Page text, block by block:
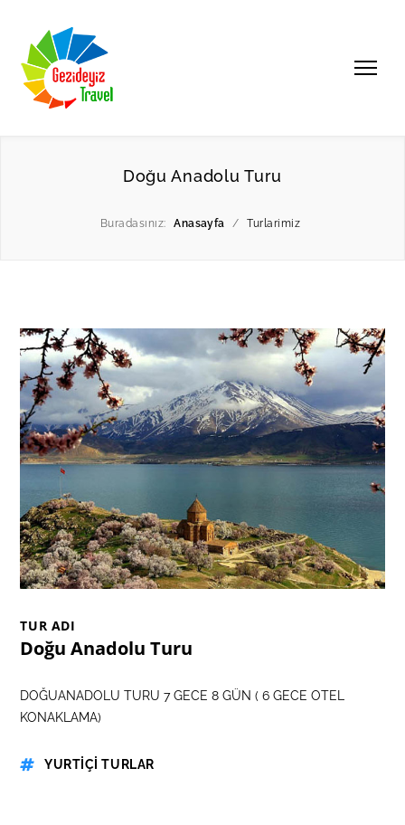
Doğu Anadolu Turu
Buradasınız: Anasayfa / Turlarimiz
TUR ADI
Doğu Anadolu Turu
DOĞUANADOLU TURU 7 GECE 8 GÜN ( 6 GECE OTEL
KONAKLAMA)
YURTİÇİ TURLAR